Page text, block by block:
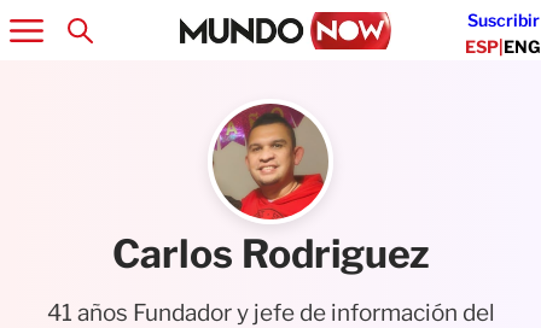
Suscribir
ESP|ENG
Carlos Rodriguez
41 años Fundador y jefe de información del